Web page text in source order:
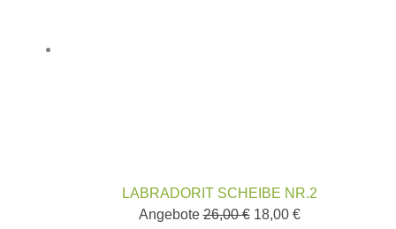
LABRADORIT SCHEIBE NR.2
Angebote26,00€ 18,00 €